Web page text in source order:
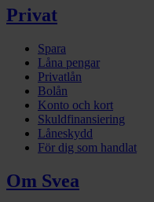
Privat
Spara
Låna pengar
Privatlån
Bolån
Konto och kort
Skuldfinansiering
Låneskydd
För dig som handlat
Om Svea